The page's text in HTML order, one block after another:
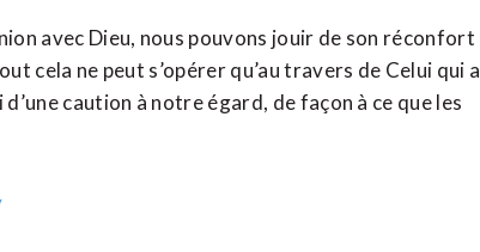
avec Dieu, nous pouvons jouir de son réconfort
cela ne peut s’opérer qu’au travers de Celui qui a
caution à notre égard, de façon à ce que les